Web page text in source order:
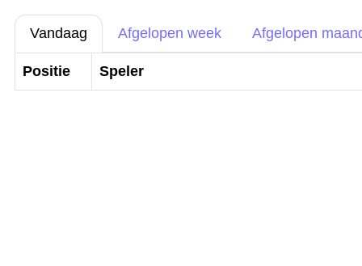
Vandaag Afgelopen week Afgelopen
Positie Speler